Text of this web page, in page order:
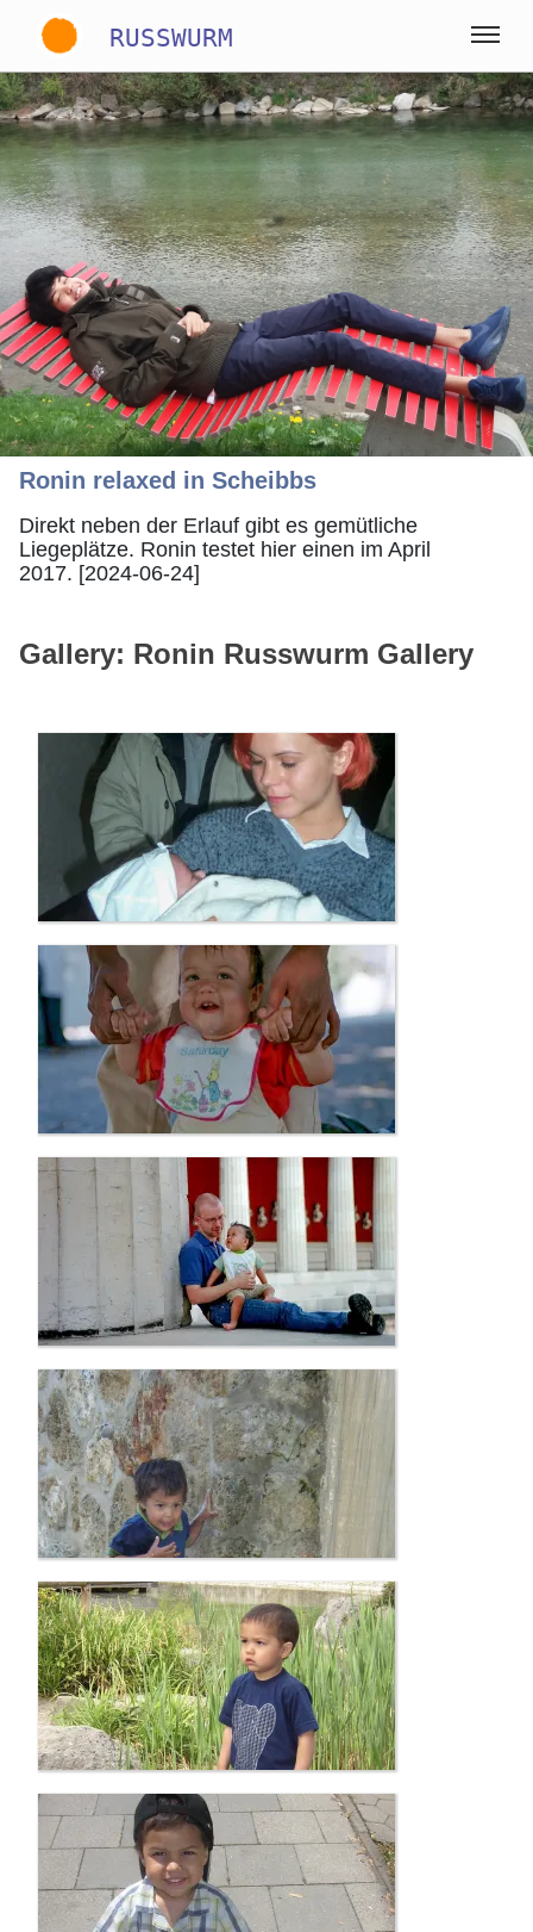
RUSSWURM
Gallery
English German Spanish
Ronin relaxed in Scheibbs
Direkt neben der Erlauf gibt es gemütliche
Liegeplätze. Ronin testet hier einen im April
2017. [2024-06-24]
Gallery: Ronin Russwurm Gallery